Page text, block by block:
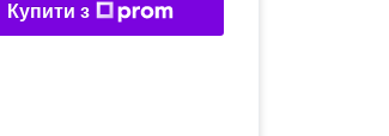
Купити з